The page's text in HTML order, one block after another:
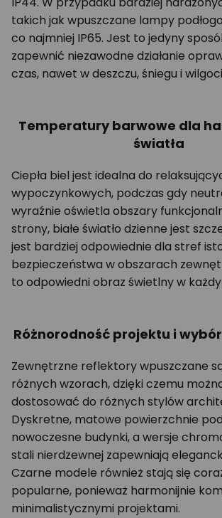
takich jak wpuszczane lampy
co najmniej IP65. Jest to jedyny
zapewnić niezawodne działanie
czas, nawet w deszczu, śniegu i
Temperatury barwowe dla
światła
Ciepła biel jest idealna do
wypoczynkowych, podczas gdy
wyraźnie oświetla obszary
strony, białe światło dzienne jest
jest bardziej odpowiednie dla stref
bezpieczeństwa w obszarach
to odpowiedni obraz świetlny w
Różnorodność projektu i
Zewnętrzne reflektory wpuszczane
różnych wzorach, dzięki czemu
dostosować do różnych stylów
Dyskretne, matowe powierzchnie
nowoczesne budynki, a wersje
stali nierdzewnej zapewniają
Czarne modele również stają się
popularne, ponieważ harmonijnie
minimalistycznymi projektami.